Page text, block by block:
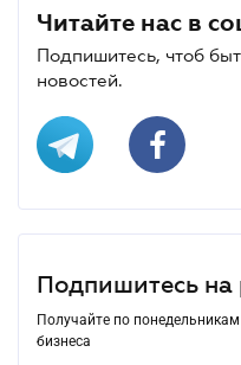
Читайте нас в
Подпишитесь, чтоб
новостей.
Подпишитесь на
Получайте по
бизнеса